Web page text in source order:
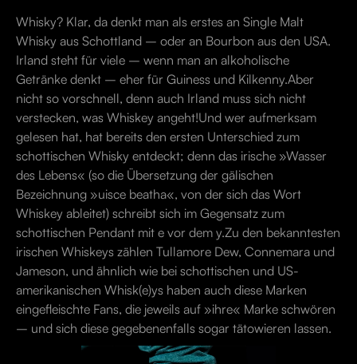
Whisky? Klar, da denkt man als erstes an Single Malt
Whisky aus Schottland – oder an Bourbon aus den USA.
Irland steht für viele – wenn man an alkoholische
Getränke denkt – eher für Guiness und Kilkenny.Aber
nicht so vorschnell, denn auch Irland muss sich nicht
verstecken, was Whiskey angeht!Und wer aufmerksam
gelesen hat, hat bereits den ersten Unterschied zum
schottischen Whisky entdeckt; denn das irische »Wasser
des Lebens« (so die Übersetzung der gälischen
Bezeichnung »uisce beatha«, von der sich das Wort
Whiskey ableitet) schreibt sich im Gegensatz zum
schottischen Pendant mit e vor dem y.Zu den bekanntesten
irischen Whiskeys zählen Tullamore Dew, Connemara und
Jameson, und ähnlich wie bei schottischen und US-
amerikanischen Whisk(e)ys haben auch diese Marken
eingefleischte Fans, die jeweils auf »ihre« Marke schwören
– und sich diese gegebenenfalls sogar tätowieren lassen.